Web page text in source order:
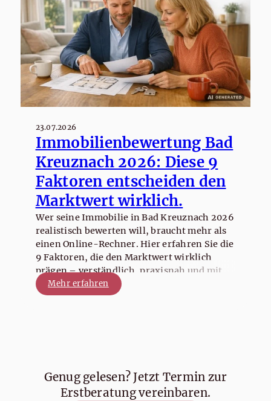
23.07.2026
Immobilienbewertung Bad
Kreuznach 2026: Diese 9
Faktoren entscheiden den
Marktwert wirklich.
Wer seine Immobilie in Bad Kreuznach 2026
realistisch bewerten will, braucht mehr als
einen Online-Rechner. Hier erfahren Sie die
9 Faktoren, die den Marktwert wirklich
prägen – verständlich, praxisnah und mit
Blick auf Verkauf, Vermietung, Erbfall oder
Trennung.
Mehr erfahren
Genug gelesen? Jetzt Termin zur
Erstberatung vereinbaren.